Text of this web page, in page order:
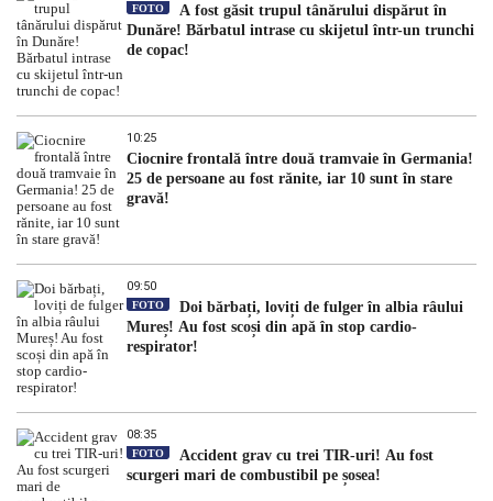
FOTO
A fost găsit trupul tânărului dispărut în
Dunăre! Bărbatul intrase cu skijetul într-un trunchi
de copac!
10:25
Ciocnire frontală între două tramvaie în Germania!
25 de persoane au fost rănite, iar 10 sunt în stare
gravă!
09:50
FOTO
Doi bărbați, loviți de fulger în albia râului
Mureș! Au fost scoși din apă în stop cardio-
respirator!
08:35
FOTO
Accident grav cu trei TIR-uri! Au fost
scurgeri mari de combustibil pe șosea!